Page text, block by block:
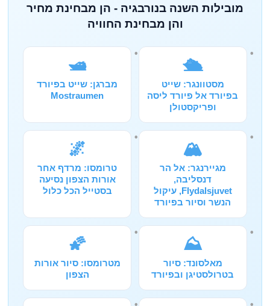
מובילות השנה בנורבגיה - הן מבחינת מחיר
והן מבחינת החוויה
🛳️
מסטוונגר: שייט
בפיורד אל פיורד ליסה
ופריקסטולן
🛥️
מברגן: שייט בפיורד
Mostraumen
🏔️
מגיירנגר: אל הר
דנסליבה,
Flydalsjuvet, עיקול
הנשר וסיור בפיורד
🌌
טרומסו: מרדף אחר
אורות הצפון נסיעה
בסטייל הכל כלול
⛰️
מאלסונד: סיור
בטרולסטיגן ובפיורד
🌠
מטרומסו: סיור אורות
הצפון